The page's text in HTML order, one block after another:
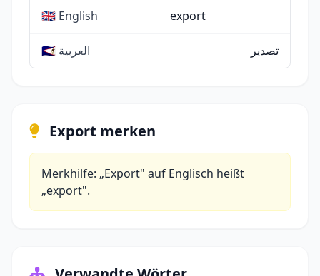
🇬🇧 English export
🇸🇦 العربية تصدير
Export merken
Merkhilfe: „Export" auf Englisch heißt
„export".